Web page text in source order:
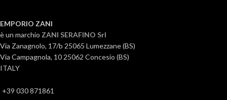
EMPORIO ZANI
è un marchio ZANI SERAFINO Srl
Via Zanagnolo, 17/b 25065 Lumezzane (BS)
Via Campagnola, 10 25062 Concesio (BS)
ITALY
+39 030 871861